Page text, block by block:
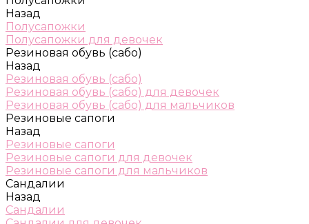
Назад
Полусапожки
Полусапожки для девочек
Резиновая обувь (сабо)
Назад
Резиновая обувь (сабо)
Резиновая обувь (сабо) для девочек
Резиновая обувь (сабо) для мальчиков
Резиновые сапоги
Назад
Резиновые сапоги
Резиновые сапоги для девочек
Резиновые сапоги для мальчиков
Сандалии
Назад
Сандалии